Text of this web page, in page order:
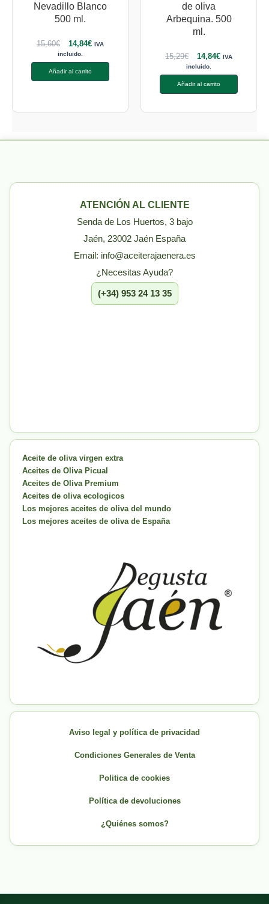
Nevadillo Blanco
500 ml.
15,60€ 14,84€ IVA
incluido.
Añadir al carrito
de oliva
Arbequina. 500
ml.
15,29€ 14,84€ IVA
incluido.
Añadir al carrito
ATENCIÓN AL CLIENTE
Senda de Los Huertos, 3 bajo
Jaén, 23002 Jaén España
Email: info@aceiterajaenera.es
¿Necesitas Ayuda?
(+34) 953 24 13 35
Aceite de oliva virgen extra
Aceites de Oliva Picual
Aceites de Oliva Premium
Aceites de oliva ecologicos
Los mejores aceites de oliva del mundo
Los mejores aceites de oliva de España
Aviso legal y política de privacidad
Condiciones Generales de Venta
Politica de cookies
Política de devoluciones
¿Quiénes somos?